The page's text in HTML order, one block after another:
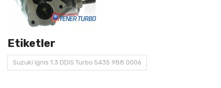
Etiketler
Suzuki Ignis 1.3 DDiS Turbo 5435 988 0006